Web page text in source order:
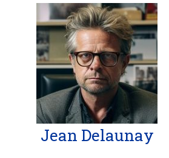
Jean Delaunay